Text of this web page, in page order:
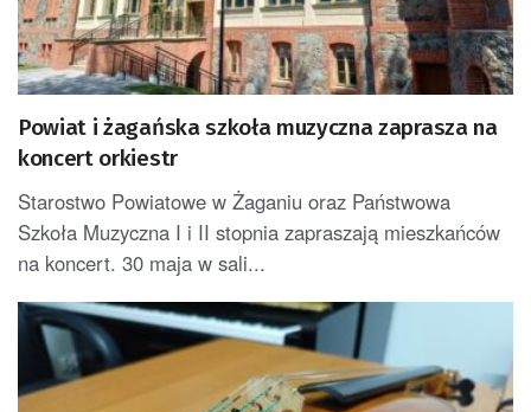
Powiat i żagańska szkoła muzyczna zaprasza na
koncert orkiestr
Starostwo Powiatowe w Żaganiu oraz Państwowa
Szkoła Muzyczna I i II stopnia zapraszają mieszkańców
na koncert. 30 maja w sali...